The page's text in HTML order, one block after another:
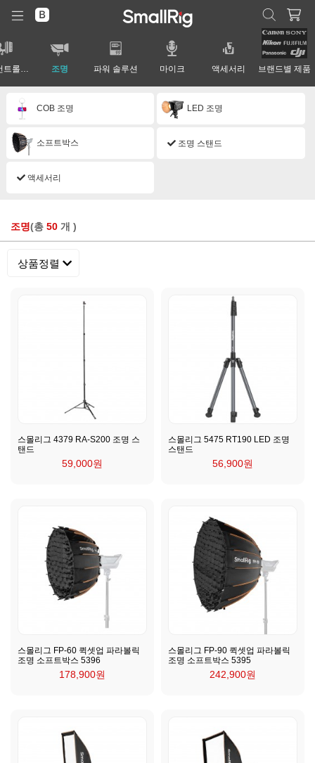
조명 파워 솔루션 마이크 액세서리 브랜드별 제품
COB 조명 LED 조명
소프트박스 조명 스탠드
액세서리
조명(총 50 개 )
상품정렬
스몰리그 4379 RA-S200 조명 스
탠드
59,000원
스몰리그 5475 RT190 LED 조명
스탠드
56,900원
스몰리그 FP-60 퀵셋업 파라볼릭
조명 소프트박스 5396
178,900원
스몰리그 FP-90 퀵셋업 파라볼릭
조명 소프트박스 5395
242,900원